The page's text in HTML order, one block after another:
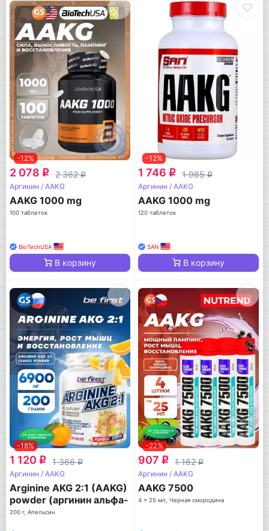
-12%
2 078 q 2 362q
Аргинин / AAKG
AAKG 1000 mg
100 таблеток
BioTechUSA
В корзину
-12%
1 746 q 1 985q
Аргинин / AAKG
AAKG 1000 mg
120 таблеток
SAN
В корзину
-18%
1 120 q 1 366q
Аргинин / AAKG
Arginine AKG 2:1 (AAKG)
powder (аргинин альфа-
кетоглутарат)
200 г, Апельсин
-22%
907 q 1 162q
Аргинин / AAKG
AAKG 7500
4 x 25 мл, Черная смородина